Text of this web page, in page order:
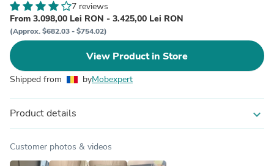
7 reviews
From 3.098,00 Lei RON - 3.425,00 Lei RON
(Approx. $682.03 - $754.02)
View Product in Store
Shipped from byMobexpert
Product details expand_more
Customer photos & videos